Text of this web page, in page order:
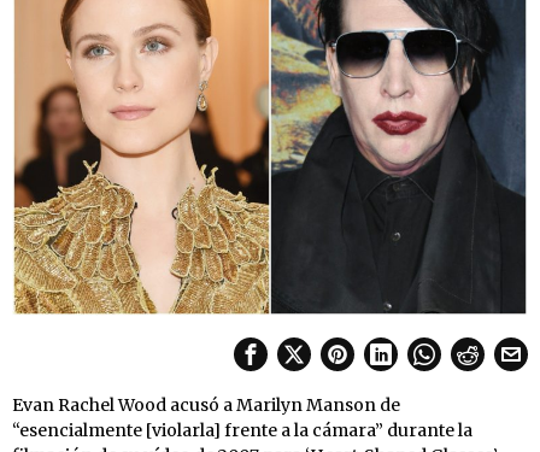
Evan Rachel Wood acusó a Marilyn Manson de
“esencialmente [violarla] frente a la cámara” durante la